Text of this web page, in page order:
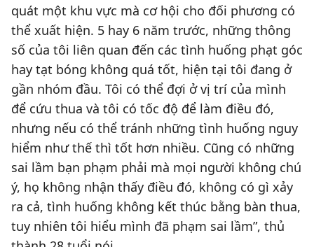
quát một khu vực mà cơ hội cho đối phương có
thể xuất hiện. 5 hay 6 năm trước, những thông
số của tôi liên quan đến các tình huống phạt góc
hay tạt bóng không quá tốt, hiện tại tôi đang ở
gần nhóm đầu. Tôi có thể đợi ở vị trí của mình
để cứu thua và tôi có tốc độ để làm điều đó,
nhưng nếu có thể tránh những tình huống nguy
hiểm như thế thì tốt hơn nhiều. Cũng có những
sai lầm bạn phạm phải mà mọi người không chú
ý, họ không nhận thấy điều đó, không có gì xảy
ra cả, tình huống không kết thúc bằng bàn thua,
tuy nhiên tôi hiểu mình đã phạm sai lầm”, thủ